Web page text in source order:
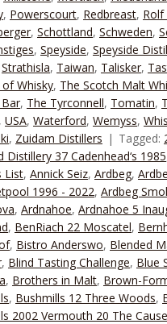
, Powerscourt, Redbreast, Rolf
, Schottland, Schweden,
, Speyside, Speyside
Strathisla, Taiwan, Talisker,
Whisky, The Scotch Malt
, The Tyrconnell, Tomatin,
, USA, Waterford, Wemyss,
, Zuidam Distillers Tagged:
Distillery 37 Cadenhead‘s 1985
List, Annick Seiz, Ardbeg,
1996 - 2022, Ardbeg
, Ardnahoe, Ardnahoe 5
, BenRiach 22 Moscatel,
, Bistro Anderswo, Blended
, Blind Tasting Challenge, Blue
, Brothers in Malt, Brown-
, Bushmills 12 Three Woods,
2002 Vermouth 20 The